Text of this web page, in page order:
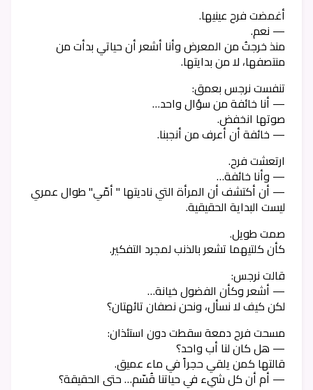
أغمضت فرح عينيها.
— نعم.
منذ خرجتُ من المعرض وأنا أشعر أن حياتي بدأت من
منتصفها، لا من بدايتها.
تنفست نرجس بعمق:
— أنا خائفة من سؤال واحد…
صوتها انخفض.
— خائفة أن أعرف من أنجبنا.
ارتعشت فرح.
— وأنا خائفة…
— أن أكتشف أن المرأة التي ناديتها " أمّي" طوال عمري
ليست البداية الحقيقية.
صمت طويل.
كأن كلتيهما تشعر بالذنب لمجرد التفكير.
قالت نرجس:
— أشعر وكأن الفضول خيانة…
لكن كيف لا نسأل، ونحن نصفان تائهتان؟
مسحت فرح دمعة سقطت دون استئذان:
— هل كان لنا أب واحد؟
قالتها كمن يلقي حجراً في ماء عميق.
— أم أن كل شيء في حياتنا قُسّم… حتى الحقيقة؟